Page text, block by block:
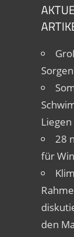
Sorgen
28
für
den